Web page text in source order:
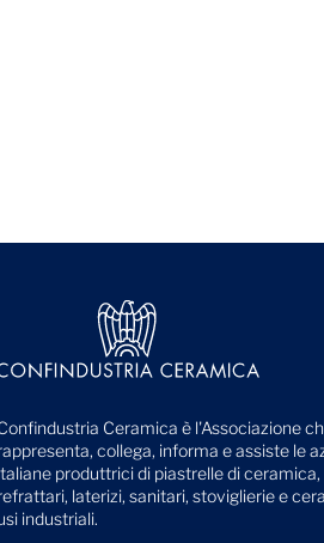
Ceramica è l'Associazione
collega, informa e assiste le
produttrici di piastrelle di
laterizi, sanitari, stoviglierie e
industriali.